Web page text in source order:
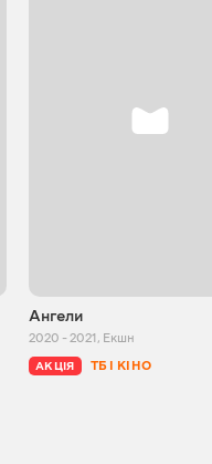
Ангели
2020 - 2021, Екшн
АКЦІЯ ТБ І КІНО